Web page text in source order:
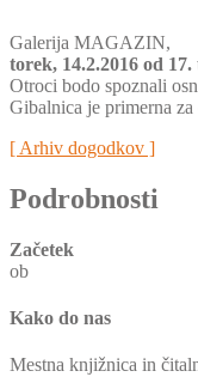
Galerija MAGAZIN,
torek, 14.2.2016 od
Otroci bodo spoznali
Gibalnica je primerna za
[ Arhiv dogodkov ]
Podrobnosti
Začetek
ob
Kako do nas
Mestna knjižnica in